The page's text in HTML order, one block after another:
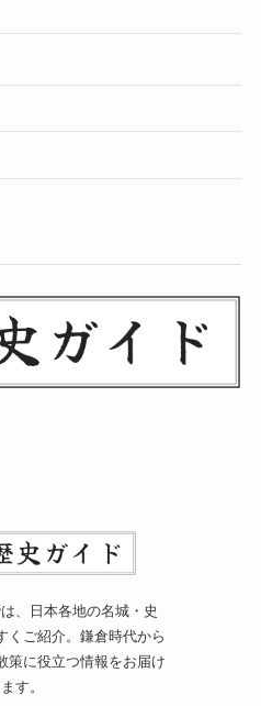
、日本各地の名城・史
くご紹介。鎌倉時代から
策に役立つ情報をお届け
す。